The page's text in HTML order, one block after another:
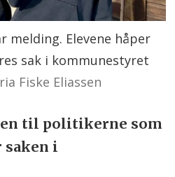
melding. Elevene håper
sak i kommunestyret
Fiske Eliassen
til politikerne som
saken i